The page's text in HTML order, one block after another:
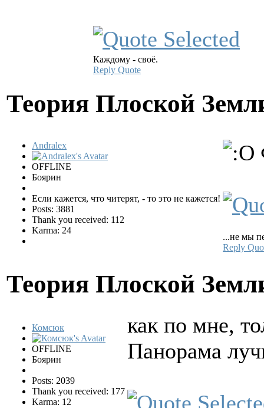
Каждому - своё.
Reply Quote
Теория Плоской
Andralex
OFFLINE
Боярин
Если кажется, что читерят, - то это не кажется!
Posts: 3881
Thank you received: 112
Karma: 24
...не мы
Reply
Теория Плоской
Комсюк
OFFLINE
Боярин
Posts: 2039
Thank you received: 177
Karma: 12
как по мне,
Панорама